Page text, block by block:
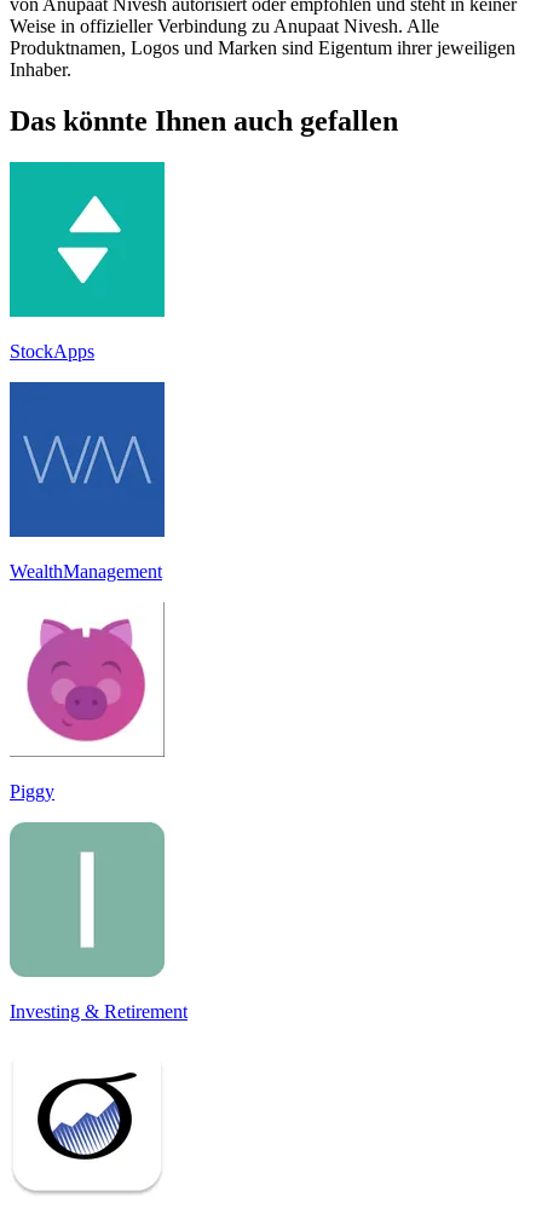
Weise in offizieller Verbindung zu Anupaat Nivesh. Alle
Produktnamen, Logos und Marken sind Eigentum ihrer jeweiligen
Inhaber.
Das könnte Ihnen auch gefallen
StockApps
WealthManagement
Piggy
Investing & Retirement